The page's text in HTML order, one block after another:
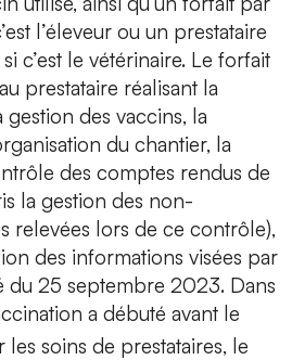
l’éleveur ou un prestataire
c’est le vétérinaire. Le forfait
prestataire réalisant la
des vaccins, la
du chantier, la
des comptes rendus de
la gestion des non-
relevées lors de ce contrôle),
des informations visées par
du 25 septembre 2023. Dans
a débuté avant le
soins de prestataires, le